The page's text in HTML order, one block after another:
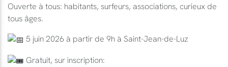
Ouverte à tous: habitants, surfeurs, associations, curieux de
tous âges.
5 juin 2026 à partir de 9h à Saint-Jean-de-Luz
Gratuit, sur inscription: